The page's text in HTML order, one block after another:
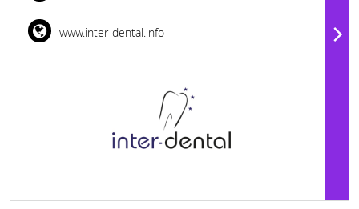
www.inter-dental.info